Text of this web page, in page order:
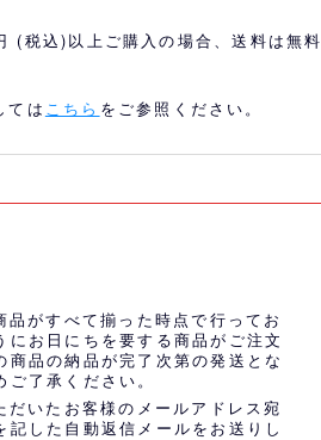
(税込)以上ご購入の場合、送料は無料
ては こちら をご参照ください。
がすべて揃った時点で行ってお
にお日にちを要する商品がご注文
商品の納品が完了次第の発送とな
了承ください。
いたお客様のメールアドレス宛
記した自動返信メールをお送りし